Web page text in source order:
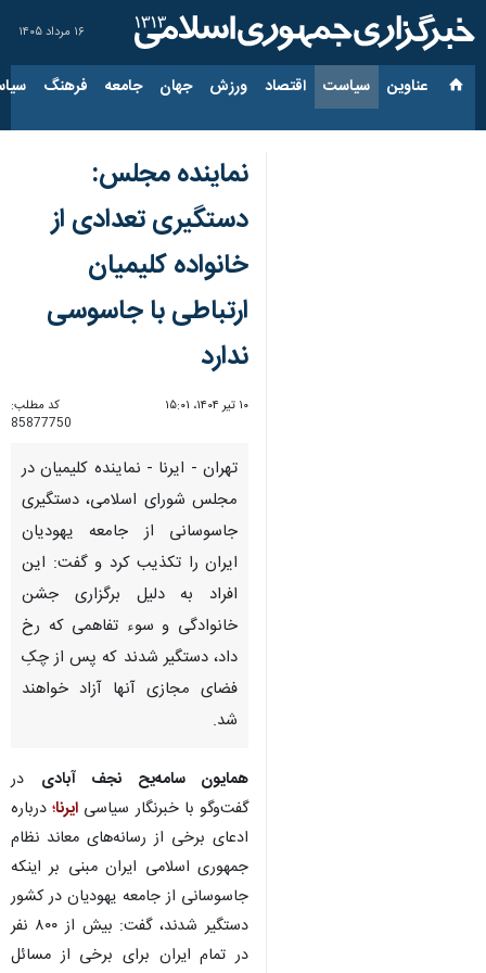
۱۶ مرداد ۱۴۰۵
عناوین‌ سیاست اقتصاد ورزش جهان جامعه فرهنگ
نماینده مجلس:
دستگیری تعدادی از
خانواده کلیمیان
ارتباطی با جاسوسی
ندارد
۱۰ تیر ۱۴۰۴، ۱۵:۰۱
کد مطلب:
85877750
تهران - ایرنا - نماینده کلیمیان در
مجلس شورای اسلامی، دستگیری
جاسوسانی از جامعه یهودیان
ایران را تکذیب کرد و گفت: این
افراد به دلیل برگزاری جشن‌
خانوادگی و سوء تفاهمی که رخ
داد، دستگیر شدند که پس از چکِ
فضای مجازی آنها آزاد خواهند
شد.
همایون سامه‌یح نجف آبادی در
گفت‌وگو با خبرنگار سیاسی ایرنا؛درباره
ادعای برخی از رسانه‌های معاند نظام
جمهوری اسلامی ایران مبنی بر اینکه
جاسوسانی از جامعه یهودیان در کشور
دستگیر شدند، گفت: بیش از ۸۰۰ نفر
در تمام ایران برای برخی از مسائل